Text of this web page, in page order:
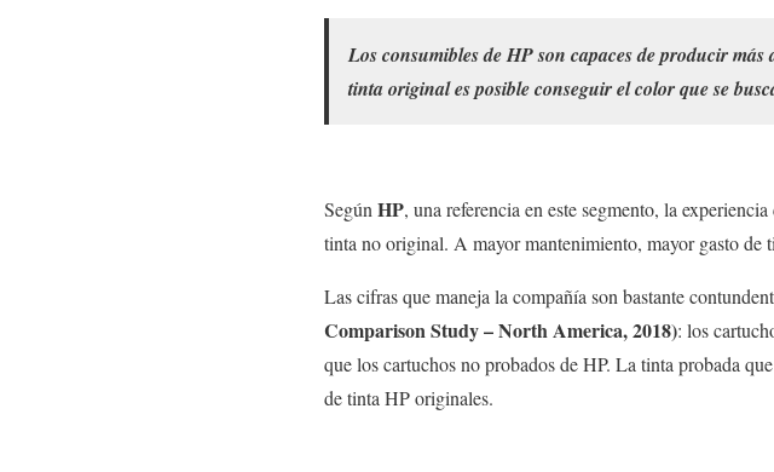
Los consumibles de HP son capaces de producir
tinta original es posible conseguir el color que se
Según HP, una referencia en este segmento, la
tinta no original. A mayor mantenimiento, mayor gasto de
Las cifras que maneja la compañía son bastante
Comparison Study – North America, 2018): los
que los cartuchos no probados de HP. La tinta probada
de tinta HP originales.